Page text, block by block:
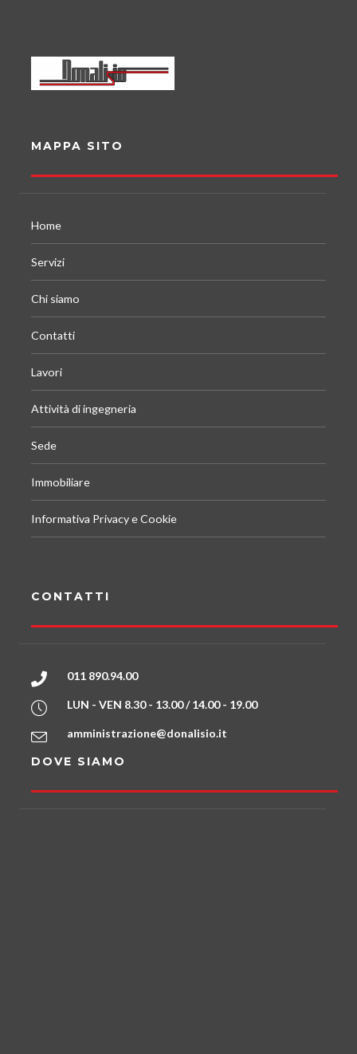
MAPPA SITO
Home
Servizi
Chi siamo
Contatti
Lavori
Attività di ingegneria
Sede
Immobiliare
Informativa Privacy e Cookie
CONTATTI
011 890.94.00
LUN - VEN 8.30 - 13.00 / 14.00 - 19.00
amministrazione@donalisio.it
DOVE SIAMO